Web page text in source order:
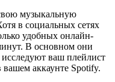
музыкальную
в социальных сетях
удобных онлайн-
В основном они
ваш плейлист
аккаунте Spotify.